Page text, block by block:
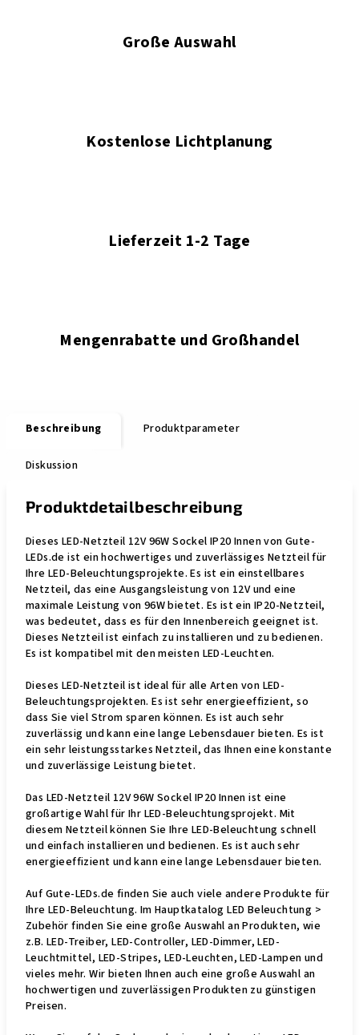
Große Auswahl
Kostenlose Lichtplanung
Lieferzeit 1-2 Tage
Mengenrabatte und Großhandel
Beschreibung Produktparameter
Diskussion
Produktdetailbeschreibung
Dieses LED-Netzteil 12V 96W Sockel IP20 Innen von Gute-
LEDs.de ist ein hochwertiges und zuverlässiges Netzteil für
Ihre LED-Beleuchtungsprojekte. Es ist ein einstellbares
Netzteil, das eine Ausgangsleistung von 12V und eine
maximale Leistung von 96W bietet. Es ist ein IP20-Netzteil,
was bedeutet, dass es für den Innenbereich geeignet ist.
Dieses Netzteil ist einfach zu installieren und zu bedienen.
Es ist kompatibel mit den meisten LED-Leuchten.
Dieses LED-Netzteil ist ideal für alle Arten von LED-
Beleuchtungsprojekten. Es ist sehr energieeffizient, so
dass Sie viel Strom sparen können. Es ist auch sehr
zuverlässig und kann eine lange Lebensdauer bieten. Es ist
ein sehr leistungsstarkes Netzteil, das Ihnen eine konstante
und zuverlässige Leistung bietet.
Das LED-Netzteil 12V 96W Sockel IP20 Innen ist eine
großartige Wahl für Ihr LED-Beleuchtungsprojekt. Mit
diesem Netzteil können Sie Ihre LED-Beleuchtung schnell
und einfach installieren und bedienen. Es ist auch sehr
energieeffizient und kann eine lange Lebensdauer bieten.
Auf Gute-LEDs.de finden Sie auch viele andere Produkte für
Ihre LED-Beleuchtung. Im Hauptkatalog LED Beleuchtung >
Zubehör finden Sie eine große Auswahl an Produkten, wie
z.B. LED-Treiber, LED-Controller, LED-Dimmer, LED-
Leuchtmittel, LED-Stripes, LED-Leuchten, LED-Lampen und
vieles mehr. Wir bieten Ihnen auch eine große Auswahl an
hochwertigen und zuverlässigen Produkten zu günstigen
Preisen.